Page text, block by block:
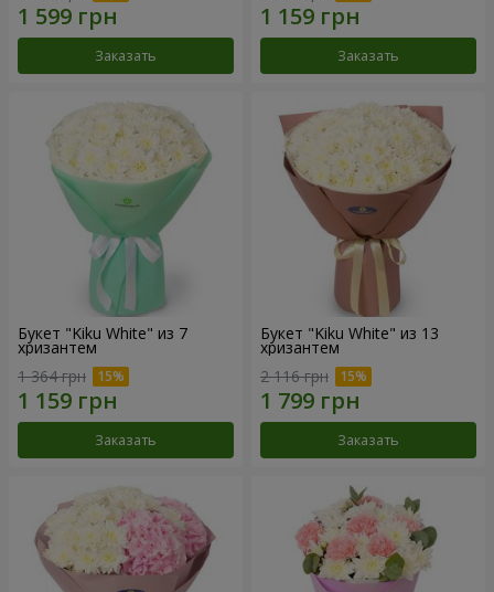
Заказать Заказать
Букет "Kiku White" из 7
хризантем
1 364 грн
Заказать
Букет "Kiku White" из 13
хризантем
2 116 грн
Заказать